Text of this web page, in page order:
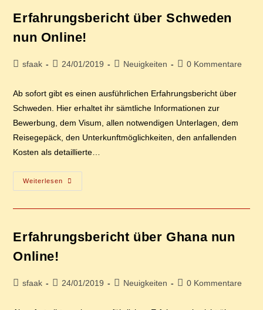
Downloaden!
Er­fah­rungs­be­richt über Schwe­den
nun Online!
Beitrags-
sfaak
Beitrag
24/01/2019
Beitrags-
Neuigkeiten
Beitrags-
0 Kommentare
Ab sofort gibt es einen ausführlichen Erfahrungsbericht über
Schweden. Hier erhaltet ihr sämtliche Informationen zur
Bewerbung, dem Visum, allen notwendigen Unterlagen, dem
Reisegepäck, den Unterkunftmöglichkeiten, den anfallenden
Kosten als detaillierte…
Weiterlesen
Er­
Fah­
Schwe­
Den
Nun
Er­fah­rungs­be­richt über Gha­na nun
Online!
Beitrags-
sfaak
Beitrag
24/01/2019
Beitrags-
Neuigkeiten
Beitrags-
0 Kommentare